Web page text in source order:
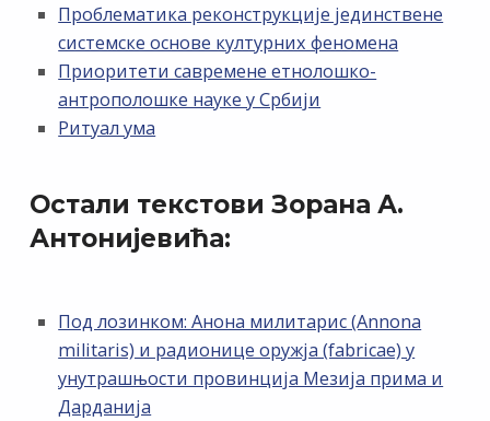
Проблематика реконструкције јединствене
системске основе културних феномена
Приоритети савремене етнолошко-
антрополошке науке у Србији
Ритуал ума
Остали текстови Зорана А.
Антонијевића:
Под лозинком: Анона милитарис (Annona
militaris) и радионице оружја (fabricae) у
унутрашњости провинција Мезија прима и
Дарданија